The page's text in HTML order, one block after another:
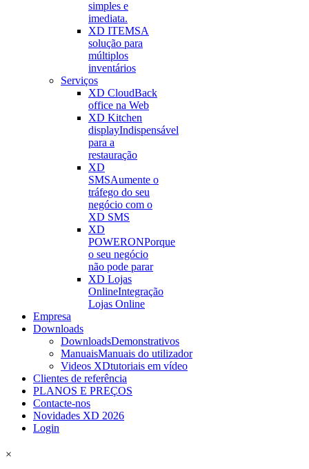
simples e
imediata.
XD ITEMSA
solução para
múltiplos
inventários
Serviços
XD CloudBack
office na Web
XD Kitchen
displayIndispensável
para a
restauração
XD
SMSAumente o
tráfego do seu
negócio com o
XD SMS
XD
POWERONPorque
o seu negócio
não pode parar
XD Lojas
OnlineIntegração
Lojas Online
Empresa
Downloads
DownloadsDemonstrativos
ManuaisManuais do utilizador
Videos XDtutoriais em vídeo
Clientes de referência
PLANOS E PREÇOS
Contacte-nos
Novidades XD 2026
Login
×